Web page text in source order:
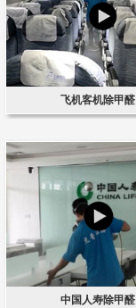
飞机客机除甲醛
中国人寿除甲醛